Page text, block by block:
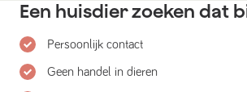
Een huisdier zoeken dat
Persoonlijk contact
Geen handel in dieren